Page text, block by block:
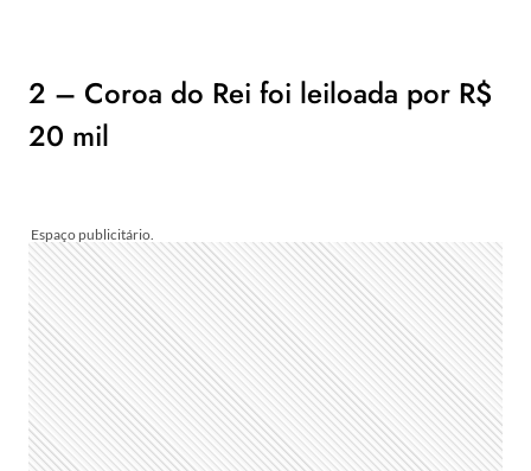
2 – Coroa do Rei foi leiloada por R$
20 mil